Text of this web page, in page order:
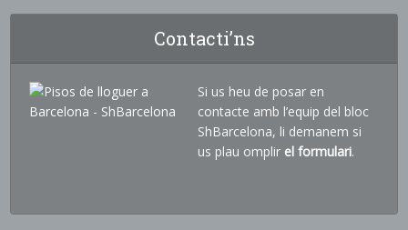
Contacti’ns
Si us heu de posar en
contacte amb l’equip del bloc
ShBarcelona, li demanem si
us plau omplir el formulari.